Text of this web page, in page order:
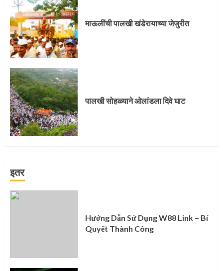
माऊलींची पालखी खंडेरायाच्या जेजुरीत
पालखी सोहळ्याने ओलांडला दिवे घाट
इतर
Hướng Dẫn Sử Dụng W88 Link – Bí
Quyết Thành Công